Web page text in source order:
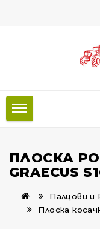
ПЛОСКА
GRAECUS
Палцови и
Плоска